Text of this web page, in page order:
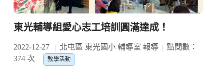
東光輔導組愛心志工培訓圓滿達成！
2022-12-27 北屯區 東光國小 輔導室 報導
點閱數：
374 次
教學活動